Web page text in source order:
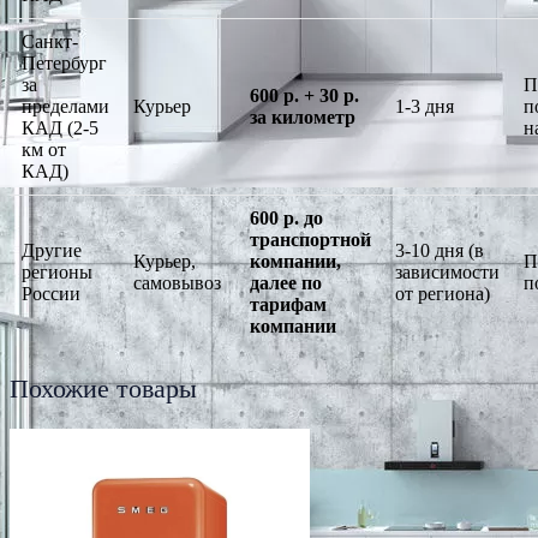
Санкт-
Петербург
за
пределами
КАД (2-5
км от
КАД)
Курьер
600 р. + 30 р.
за километр
1-3 дня
Другие
регионы
России
Курьер,
самовывоз
600 р. до
транспортной
компании,
далее по
тарифам
компании
3-10 дня (в
зависимости
от региона)
Похожие товары